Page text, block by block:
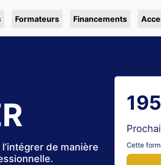
Formateurs Financements
de manière
Cette